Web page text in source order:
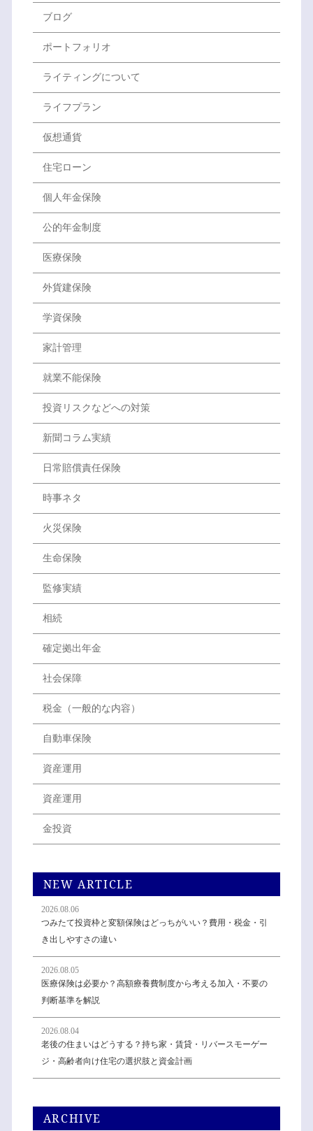
ブログ
ポートフォリオ
ライティングについて
ライフプラン
仮想通貨
住宅ローン
個人年金保険
公的年金制度
医療保険
外貨建保険
学資保険
家計管理
就業不能保険
投資リスクなどへの対策
新聞コラム実績
日常賠償責任保険
時事ネタ
火災保険
生命保険
監修実績
相続
確定拠出年金
社会保障
税金（一般的な内容）
自動車保険
資産運用
資産運用
金投資
NEW ARTICLE
2026.08.06
つみたて投資枠と変額保険はどっちがいい？費用・税金・引
き出しやすさの違い
2026.08.05
医療保険は必要か？高額療養費制度から考える加入・不要の
判断基準を解説
2026.08.04
老後の住まいはどうする？持ち家・賃貸・リバースモーゲー
ジ・高齢者向け住宅の選択肢と資金計画
ARCHIVE